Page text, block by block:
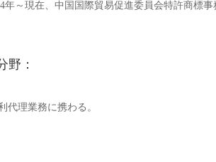
年～現在、中国国際貿易促進委員会特許商標
野：
代理業務に携わる。